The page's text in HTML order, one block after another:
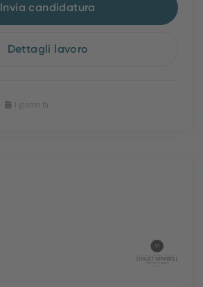
Invia candidatura
Dettagli lavoro
1 giorno fa